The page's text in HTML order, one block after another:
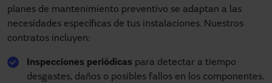
planes de mantenimiento preventivo se adaptan a las
necesidades específicas de tus instalaciones. Nuestros
contratos incluyen:
Inspecciones periódicas para detectar a tiempo
desgastes, daños o posibles fallos en los componentes.